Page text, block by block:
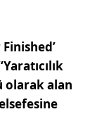
olarak alan